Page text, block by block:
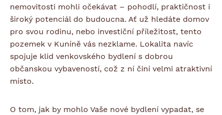
nemovitosti mohli očekávat – pohodlí, praktičnost i
široký potenciál do budoucna. Ať už hledáte domov
pro svou rodinu, nebo investiční příležitost, tento
pozemek v Kuníně vás nezklame. Lokalita navíc
spojuje klid venkovského bydlení s dobrou
občanskou vybaveností, což z ní činí velmi atraktivní
místo.
O tom, jak by mohlo Vaše nové bydlení vypadat, se